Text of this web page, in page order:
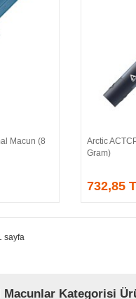
Macun (8
Arctic
Gram)
732,85
sayfa
Macunlar Kategorisi